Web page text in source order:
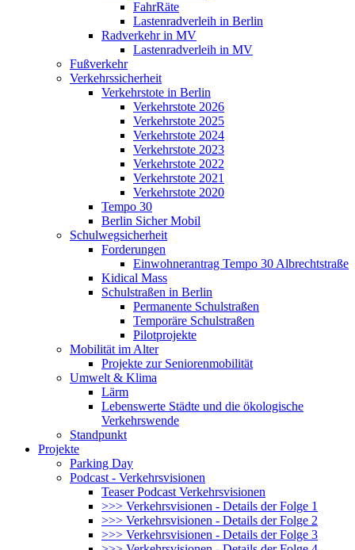
FahrRäte
Lastenradverleih in Berlin
Radverkehr in MV
Lastenradverleih in MV
Fußverkehr
Verkehrssicherheit
Verkehrstote in Berlin
Verkehrstote 2026
Verkehrstote 2025
Verkehrstote 2024
Verkehrstote 2023
Verkehrstote 2022
Verkehrstote 2021
Verkehrstote 2020
Tempo 30
Berlin Sicher Mobil
Schulwegsicherheit
Forderungen
Einwohnerantrag Tempo 30 Albrechtstraße
Kidical Mass
Schulstraßen in Berlin
Permanente Schulstraßen
Temporäre Schulstraßen
Pilotprojekte
Mobilität im Alter
Projekte zur Seniorenmobilität
Umwelt & Klima
Lärm
Lebenswerte Städte und die ökologische
Verkehrswende
Standpunkt
Projekte
Parking Day
Podcast - Verkehrsvisionen
Teaser Podcast Verkehrsvisionen
>>> Verkehrsvisionen - Details der Folge 1
>>> Verkehrsvisionen - Details der Folge 2
>>> Verkehrsvisionen - Details der Folge 3